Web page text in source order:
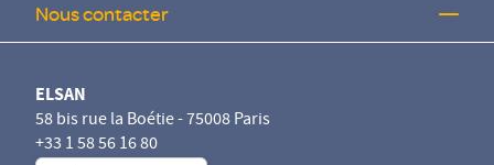
Nous contacter
ELSAN
58 bis rue la Boétie - 75008 Paris
+33 1 58 56 16 80